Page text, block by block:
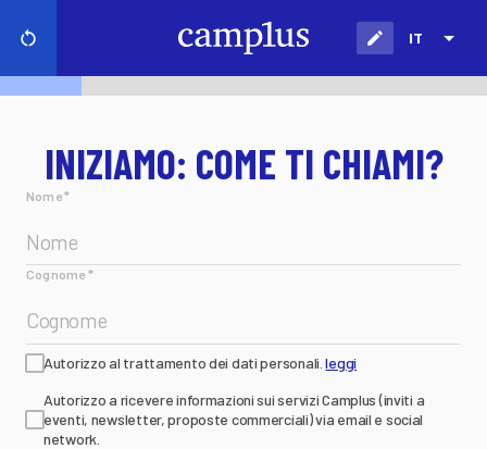
IT
INIZIAMO: COME TI CHIAMI?
Nome*
Cognome *
Autorizzo al trattamento dei dati personali.leggi
Autorizzo a ricevere informazioni sui servizi Camplus (inviti a
eventi, newsletter, proposte commerciali) via email e social
network.